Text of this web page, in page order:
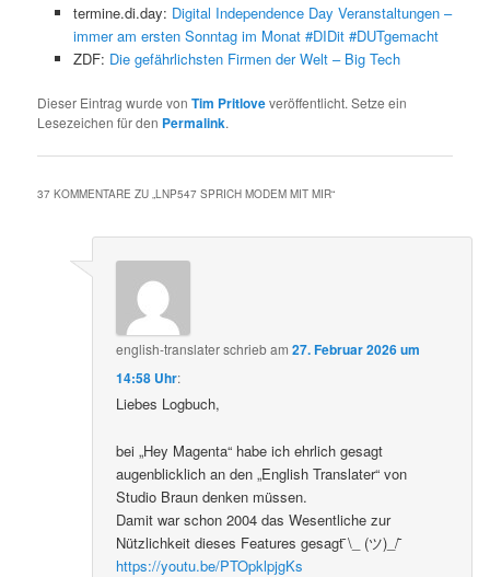
termine.di.day: Digital Independence Day Veranstaltungen –
immer am ersten Sonntag im Monat #DIDit #DUTgemacht
ZDF: Die gefährlichsten Firmen der Welt – Big Tech
Dieser Eintrag wurde vonTim Pritloveveröffentlicht. Setze ein
Lesezeichen für den Permalink.
37 KOMMENTARE ZU „LNP547 SPRICH MODEM MIT MIR“
english-translaterschriebam27. Februar 2026 um
14:58 Uhr:
Liebes Logbuch,
bei „Hey Magenta“ habe ich ehrlich gesagt
augenblicklich an den „English Translater“ von
Studio Braun denken müssen.
Damit war schon 2004 das Wesentliche zur
Nützlichkeit dieses Features gesagt ̄\_ (ツ)_/ ̄
https://youtu.be/PTOpklpjgKs